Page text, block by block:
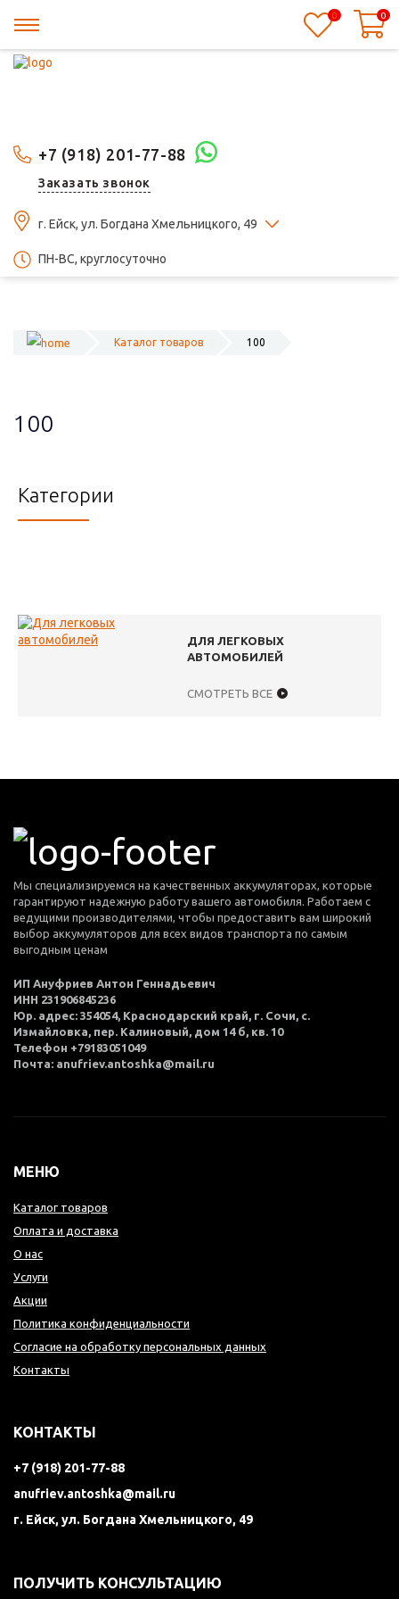
+7 (918) 201-77-88
Заказать звонок
г. Ейск, ул. Богдана Хмельницкого, 49
ПН-ВС, круглосуточно
0 0
Каталог товаров 100
100
Категории
ДЛЯ ЛЕГКОВЫХ
АВТОМОБИЛЕЙ
СМОТРЕТЬ ВСЕ
Мы специализируемся на качественных аккумуляторах, которые
гарантируют надежную работу вашего автомобиля. Работаем с
ведущими производителями, чтобы предоставить вам широкий
выбор аккумуляторов для всех видов транспорта по самым
выгодным ценам
ИП Ануфриев Антон Геннадьевич
ИНН 231906845236
Юр. адрес: 354054, Краснодарский край, г. Сочи, с.
Измайловка, пер. Калиновый, дом 14 б, кв. 10
Телефон +79183051049
Почта: anufriev.antoshka@mail.ru
МЕНЮ
Каталог товаров
Оплата и доставка
О нас
Услуги
Акции
Политика конфиденциальности
Согласие на обработку персональных данных
Контакты
КОНТАКТЫ
+7 (918) 201-77-88
anufriev.antoshka@mail.ru
г. Ейск, ул. Богдана Хмельницкого, 49
ПОЛУЧИТЬ КОНСУЛЬТАЦИЮ